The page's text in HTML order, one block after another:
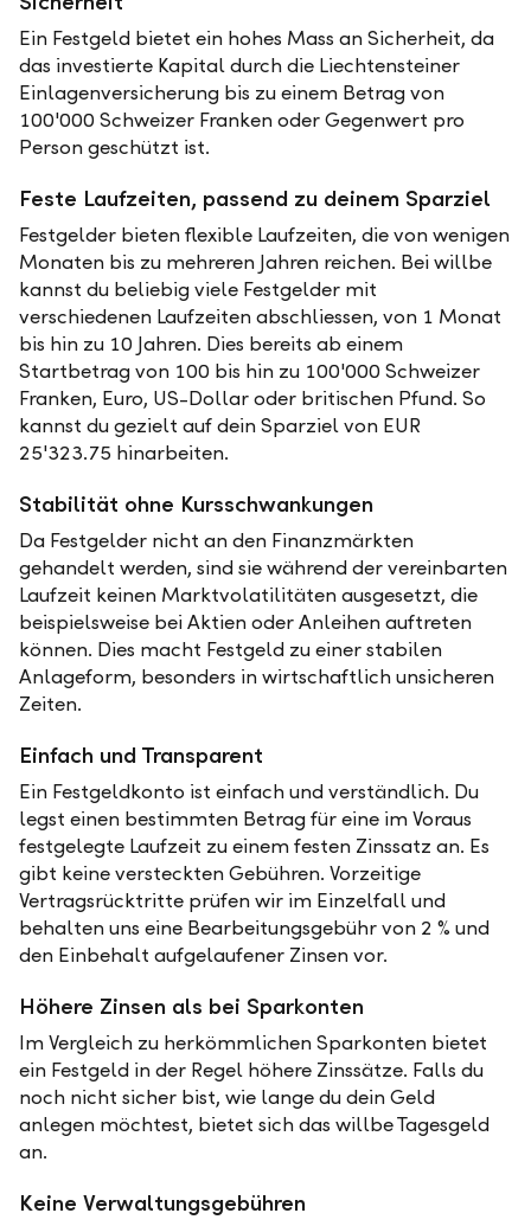
Ein Festgeld bietet ein hohes Mass an Sicherheit, da
das investierte Kapital durch die Liechtensteiner
Einlagenversicherung bis zu einem Betrag von
100'000 Schweizer Franken oder Gegenwert pro
Person geschützt ist.
Feste Laufzeiten, passend zu deinem Sparziel
Festgelder bieten flexible Laufzeiten, die von wenigen
Monaten bis zu mehreren Jahren reichen. Bei willbe
kannst du beliebig viele Festgelder mit
verschiedenen Laufzeiten abschliessen, von 1 Monat
bis hin zu 10 Jahren. Dies bereits ab einem
Startbetrag von 100 bis hin zu 100'000 Schweizer
Franken, Euro, US-Dollar oder britischen Pfund. So
kannst du gezielt auf dein Sparziel von EUR
25'323.75 hinarbeiten.
Stabilität ohne Kursschwankungen
Da Festgelder nicht an den Finanzmärkten
gehandelt werden, sind sie während der vereinbarten
Laufzeit keinen Marktvolatilitäten ausgesetzt, die
beispielsweise bei Aktien oder Anleihen auftreten
können. Dies macht Festgeld zu einer stabilen
Anlageform, besonders in wirtschaftlich unsicheren
Zeiten.
Einfach und Transparent
Ein Festgeldkonto ist einfach und verständlich. Du
legst einen bestimmten Betrag für eine im Voraus
festgelegte Laufzeit zu einem festen Zinssatz an. Es
gibt keine versteckten Gebühren. Vorzeitige
Vertragsrücktritte prüfen wir im Einzelfall und
behalten uns eine Bearbeitungsgebühr von 2 % und
den Einbehalt aufgelaufener Zinsen vor.
Höhere Zinsen als bei Sparkonten
Im Vergleich zu herkömmlichen Sparkonten bietet
ein Festgeld in der Regel höhere Zinssätze. Falls du
noch nicht sicher bist, wie lange du dein Geld
anlegen möchtest, bietet sich das willbe Tagesgeld
an.
Keine Verwaltungsgebühren